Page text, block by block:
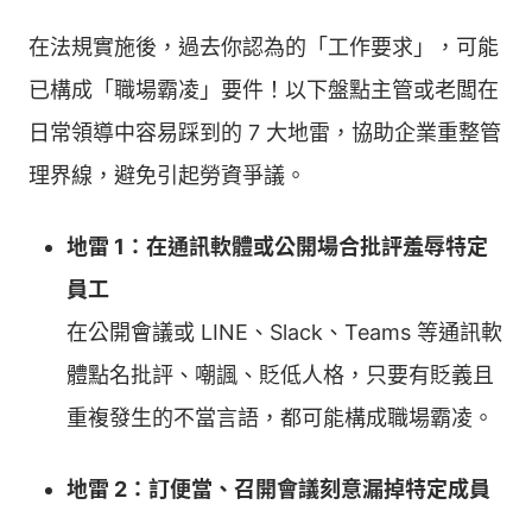
在法規實施後，過去你認為的「工作要求」，可能
已構成「職場霸凌」要件！以下盤點主管或老闆在
日常領導中容易踩到的 7 大地雷，協助企業重整管
理界線，避免引起勞資爭議。
地雷 1：在通訊軟體或公開場合批評羞辱特定
員工
在公開會議或 LINE、Slack、Teams 等通訊軟
體點名批評、嘲諷、貶低人格，只要有貶義且
重複發生的不當言語，都可能構成職場霸凌。
地雷 2：訂便當、召開會議刻意漏掉特定成員